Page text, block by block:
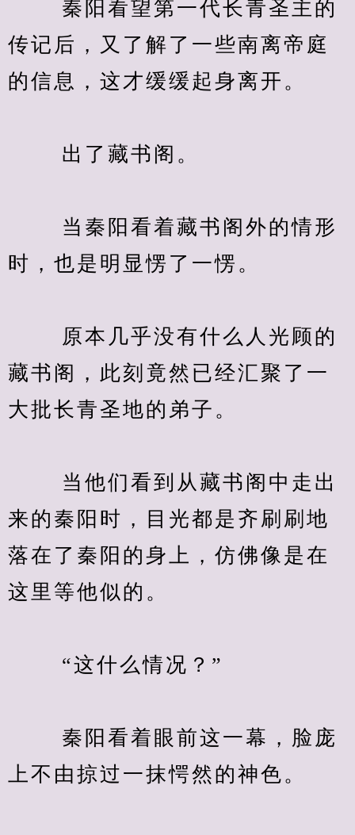
秦阳看望第一代长青圣主的
传记后，又了解了一些南离帝庭
的信息，这才缓缓起身离开。
出了藏书阁。
当秦阳看着藏书阁外的情形
时，也是明显愣了一愣。
原本几乎没有什么人光顾的
藏书阁，此刻竟然已经汇聚了一
大批长青圣地的弟子。
当他们看到从藏书阁中走出
来的秦阳时，目光都是齐刷刷地
落在了秦阳的身上，仿佛像是在
这里等他似的。
“这什么情况？”
秦阳看着眼前这一幕，脸庞
上不由掠过一抹愕然的神色。